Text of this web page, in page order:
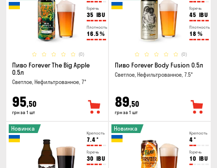
Горечь
35 IBU
Плотность
16.5 %
(0)
Пиво Forever The Big Apple
0.5л
Светлое, Нефильтрованное, 7°
95,50
грн за 1 шт
Горечь
45 IBU
Плотность
18 %
(0)
Пиво Forever Body Fusion 0.5л
Светлое, Нефильтрованное, 7.5°
89,50
грн за 1 шт
Крепость
7.4°
Горечь
30 IBU
Новинка
Крепость
4°
Горечь
10 IBU
Новинка